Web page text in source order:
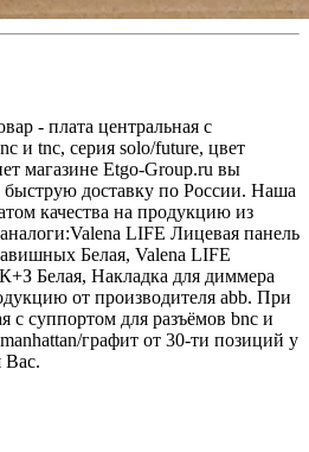
- плата центральная с
и tnc, серия solo/future, цвет
магазине Etgo-Group.ru вы
быструю доставку по России. Наша
качества на продукцию из
LIFE Лицевая панель
Белая, Valena LIFE
Белая, Накладка для диммера
от производителя abb. При
с суппортом для разъёмов bnc и
графит от 30-ти позиций у
Вас.